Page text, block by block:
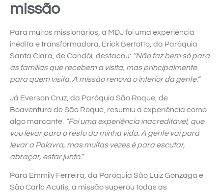
missão
Para muitos missionários, a MDJ foi uma experiência
inédita e transformadora. Erick Bertotto, da Paróquia
Santa Clara, de Candói, destacou: “Não faz bem só para
as famílias que recebem a visita, mas principalmente
para quem visita. A missão renova o interior da gente.”
Já Everson Cruz, da Paróquia São Roque, de
Boaventura de São Roque, resumiu a experiência como
algo marcante. “Foi uma experiência inacreditável, que
vou levar para o resto da minha vida. A gente vai para
levar a Palavra, mas muitas vezes é para escutar,
abraçar, estar junto.”
Para Emmily Ferreira, da Paróquia São Luiz Gonzaga e
São Carlo Acutis, a missão superou todas as